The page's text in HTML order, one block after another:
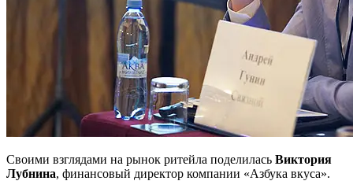
Своими взглядами на рынок ритейла поделилась Виктория
Лубнина, финансовый директор компании «Азбука вкуса».